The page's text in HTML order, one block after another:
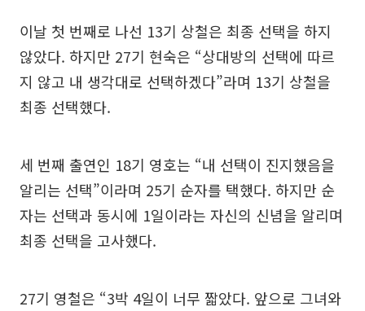
이날 첫 번째로 나선 13기 상철은 최종 선택을 하지
않았다. 하지만 27기 현숙은 “상대방의 선택에 따르
지 않고 내 생각대로 선택하겠다”라며 13기 상철을
최종 선택했다.
세 번째 출연인 18기 영호는 “내 선택이 진지했음을
알리는 선택”이라며 25기 순자를 택했다. 하지만 순
자는 선택과 동시에 1일이라는 자신의 신념을 알리며
최종 선택을 고사했다.
27기 영철은 “3박 4일이 너무 짧았다. 앞으로 그녀와